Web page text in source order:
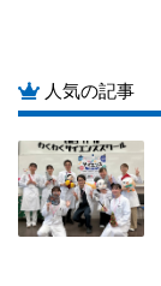
人気の記事